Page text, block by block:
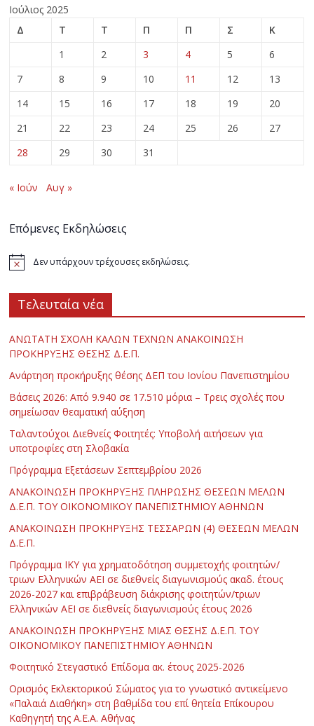
Ιούλιος 2025
Δ
Τ Τ Π Π Σ
Κ
1
2 3 4 5
6
7
8 9 10 11 12
13
14
15 16 17 18 19
20
21
22 23 24 25 26
27
28
29 30 31
« Ιούν Αυγ »
Επόμενες Εκδηλώσεις
Δεν υπάρχουν τρέχουσες εκδηλώσεις.
Τελευταία νέα
ΑΝΩΤΑΤΗ ΣΧΟΛΗ ΚΑΛΩΝ ΤΕΧΝΩΝ ΑΝΑΚΟΙΝΩΣΗ
ΠΡΟΚΗΡΥΞΗΣ ΘΕΣΗΣ Δ.Ε.Π.
Ανάρτηση προκήρυξης θέσης ΔΕΠ του Ιονίου Πανεπιστημίου
Βάσεις 2026: Από 9.940 σε 17.510 μόρια – Τρεις σχολές που
σημείωσαν θεαματική αύξηση
Ταλαντούχοι Διεθνείς Φοιτητές: Υποβολή αιτήσεων για
υποτροφίες στη Σλοβακία
Πρόγραμμα Εξετάσεων Σεπτεμβρίου 2026
ΑΝΑΚΟΙΝΩΣΗ ΠΡΟΚΗΡΥΞΗΣ ΠΛΗΡΩΣΗΣ ΘΕΣΕΩΝ ΜΕΛΩΝ
Δ.Ε.Π. ΤΟΥ ΟΙΚΟΝΟΜΙΚΟΥ ΠΑΝΕΠΙΣΤΗΜΙΟΥ ΑΘΗΝΩΝ
ΑΝΑΚΟΙΝΩΣΗ ΠΡΟΚΗΡΥΞΗΣ ΤΕΣΣΑΡΩΝ (4) ΘΕΣΕΩΝ ΜΕΛΩΝ
Δ.Ε.Π.
Πρόγραμμα ΙΚΥ για χρηματοδότηση συμμετοχής φοιτητών/
τριων Ελληνικών ΑΕΙ σε διεθνείς διαγωνισμούς ακαδ. έτους
2026-2027 και επιβράβευση διάκρισης φοιτητών/τριων
Ελληνικών ΑΕΙ σε διεθνείς διαγωνισμούς έτους 2026
ΑΝΑΚΟΙΝΩΣΗ ΠΡΟΚΗΡΥΞΗΣ ΜΙΑΣ ΘΕΣΗΣ Δ.Ε.Π. ΤΟΥ
ΟΙΚΟΝΟΜΙΚΟΥ ΠΑΝΕΠΙΣΤΗΜΙΟΥ ΑΘΗΝΩΝ
Φοιτητικό Στεγαστικό Επίδομα ακ. έτους 2025-2026
Ορισμός Εκλεκτορικού Σώματος για το γνωστικό αντικείμενο
«Παλαιά Διαθήκη» στη βαθμίδα του επί θητεία Επίκουρου
Καθηγητή της Α.Ε.Α. Αθήνας